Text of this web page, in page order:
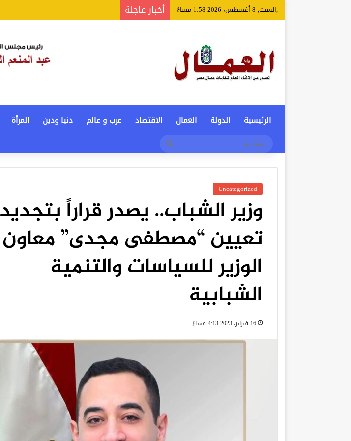
,السبت, 8 أغسطس، 2026 1:58 مساءً أخبار عاجلة
الرئيسية الدولة العمال الاقتصاد عرب و عالم دنيا ودين المرأة
Uncategorized
وزير الشباب.. يصدر قراراً بتجديد
تعيين “مصطفى مجدى” معاون
الوزير للسياسات والتنمية
الشبابية
16 فبراير، 2023 4:13 مساءً